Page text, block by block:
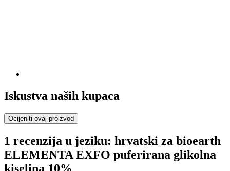
Iskustva naših kupaca
Ocijeniti ovaj proizvod
1 recenzija u jeziku: hrvatski za bioearth
ELEMENTA EXFO puferirana glikolna
kiselina 10%